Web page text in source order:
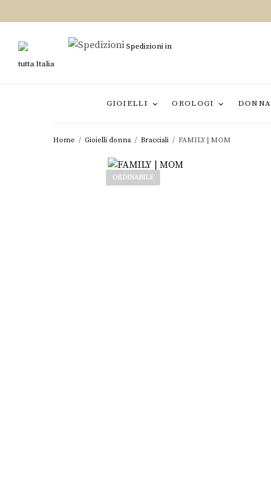
Spedizioni in
tutta Italia
GIOIELLI OROLOGI DONNA
Home / Gioielli donna / Bracciali / FAMILY | MOM
ORDINABILE